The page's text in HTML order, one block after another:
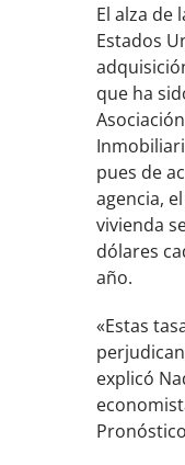
El alza de
Estados
que ha
pues de
agencia,
vivienda
dólares
año.
«Estas
explicó